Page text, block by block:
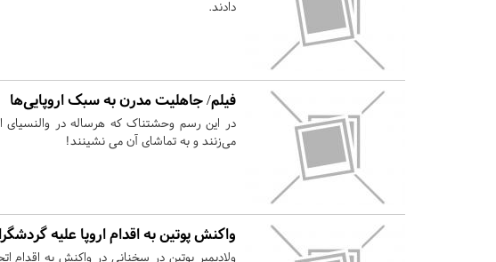
دادند.
فیلم/ جاهلیت مدرن به سبک اروپایی‌ها
در این رسم وحشتناک که هرساله در والنسیای
می‌زنند و به تماشای آن می نشینند!
واکنش پوتین به اقدام اروپا علیه
ولادیمیر پوتین در سخنانی در واکنش به اقدام